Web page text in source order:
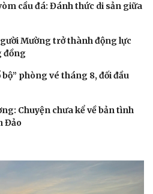
cầu đá: Đánh thức di sản giữa
Mường trở thành động lực
đồng
phòng vé tháng 8, đối đầu
Chuyện chưa kể về bản tình
Đảo